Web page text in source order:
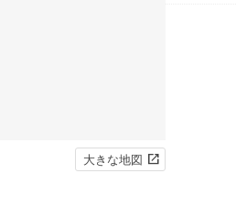
大きな地図